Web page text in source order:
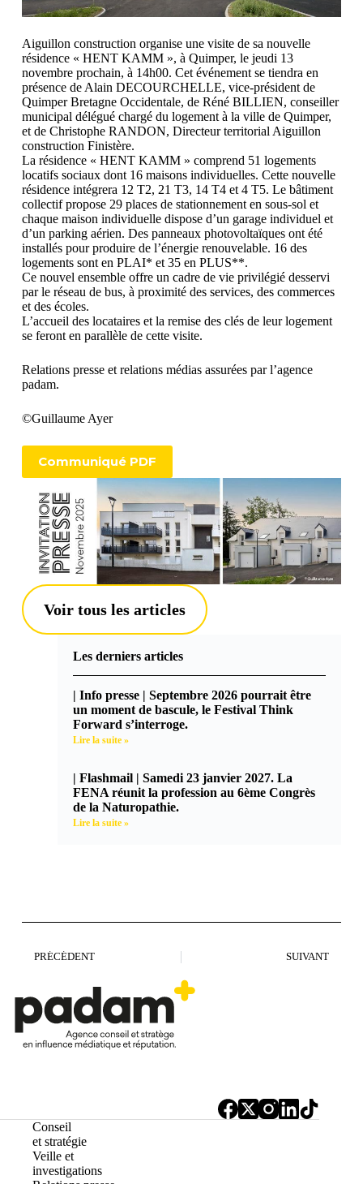
Aiguillon construction organise une visite de sa nouvelle
résidence « HENT KAMM », à Quimper, le jeudi 13
novembre prochain, à 14h00. Cet événement se tiendra en
présence de Alain DECOURCHELLE, vice-président de
Quimper Bretagne Occidentale, de Réné BILLIEN, conseiller
municipal délégué chargé du logement à la ville de Quimper,
et de Christophe RANDON, Directeur territorial Aiguillon
construction Finistère.
La résidence « HENT KAMM » comprend 51 logements
locatifs sociaux dont 16 maisons individuelles. Cette nouvelle
résidence intégrera 12 T2, 21 T3, 14 T4 et 4 T5. Le bâtiment
collectif propose 29 places de stationnement en sous-sol et
chaque maison individuelle dispose d’un garage individuel et
d’un parking aérien. Des panneaux photovoltaïques ont été
installés pour produire de l’énergie renouvelable. 16 des
logements sont en PLAI* et 35 en PLUS**.
Ce nouvel ensemble offre un cadre de vie privilégié desservi
par le réseau de bus, à proximité des services, des commerces
et des écoles.
L’accueil des locataires et la remise des clés de leur logement
se feront en parallèle de cette visite.
Relations presse et relations médias assurées par l’agence
padam.
©Guillaume Ayer
Communiqué PDF
Voir tous les articles
Les derniers articles
| Info presse | Septembre 2026 pourrait être
un moment de bascule, le Festival Think
Forward s’interroge.
Lire la suite »
| Flashmail | Samedi 23 janvier 2027. La
FENA réunit la profession au 6ème Congrès
de la Naturopathie.
Lire la suite »
PRÉCÉDENT SUIVANT
Conseil
et stratégie
Veille et
investigations